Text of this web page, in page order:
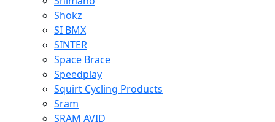
Shokz
SI BMX
SINTER
Space Brace
Speedplay
Squirt Cycling Products
Sram
SRAM AVID